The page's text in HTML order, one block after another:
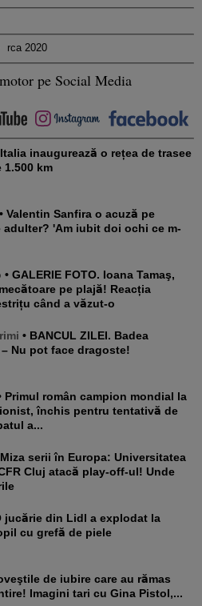
rca 2020
pe Social Media
km
• Valentin Sanfira o acuză pe
adulter? 'Am iubit doi ochi ce m-
• GALERIE FOTO. Ioana Tamaş,
pe plajă! Reacția
când a văzut-o
• BANCUL ZILEI. Badea
Nu pot face dragoste!
mondial la
închis pentru tentativă de
a...
Cluj atacă play-off-ul! Unde
cu grefă de piele
Imagini tari cu Gina Pistol,...